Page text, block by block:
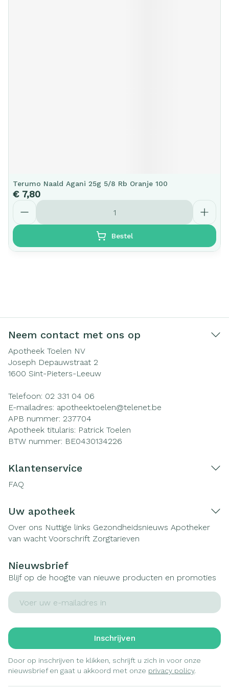
Terumo Naald Agani 25g 5/8 Rb Oranje 100
€ 7,80
Aantal
Bestel
Neem contact met ons op
Apotheek Toelen NV
Joseph Depauwstraat 2
1600 Sint-Pieters-Leeuw
Telefoon: 02 331 04 06
E-mailadres: apotheektoelen@telenet.be
APB nummer: 237704
Apotheek titularis: Patrick Toelen
BTW nummer: BE0430134226
Klantenservice
FAQ
Uw apotheek
Over ons Nuttige links Gezondheidsnieuws Apotheker
van wacht Voorschrift Zorgtarieven
Nieuwsbrief
Blijf op de hoogte van nieuwe producten en promoties
E-mail adres
Inschrijven
Door op inschrijven te klikken, schrijft u zich in voor onze
nieuwsbrief en gaat u akkoord met onze privacy policy.